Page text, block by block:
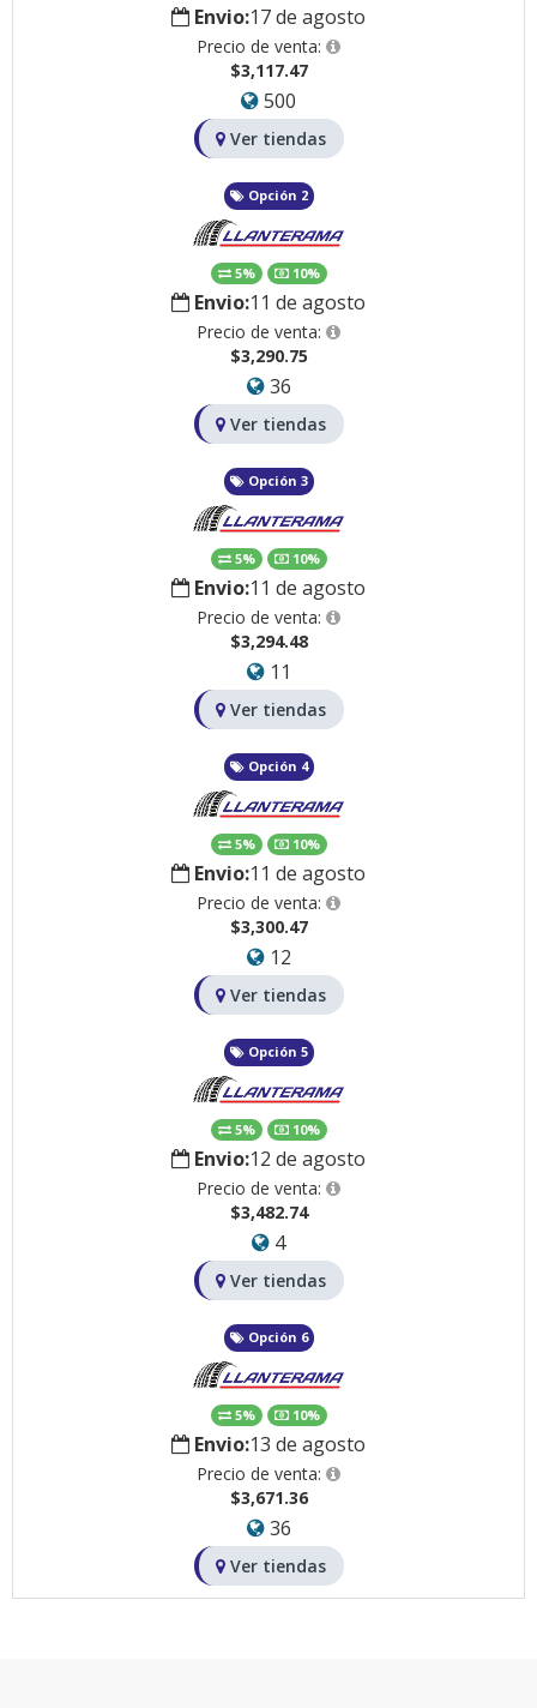
Envio:17 de agosto
Precio de venta:
$3,117.47
500
Ver tiendas
Opción 2
5% 10%
Envio:11 de agosto
Precio de venta:
$3,290.75
36
Ver tiendas
Opción 3
5% 10%
Envio:11 de agosto
Precio de venta:
$3,294.48
11
Ver tiendas
Opción 4
5% 10%
Envio:11 de agosto
Precio de venta:
$3,300.47
12
Ver tiendas
Opción 5
5% 10%
Envio:12 de agosto
Precio de venta:
$3,482.74
4
Ver tiendas
Opción 6
5% 10%
Envio:13 de agosto
Precio de venta:
$3,671.36
36
Ver tiendas